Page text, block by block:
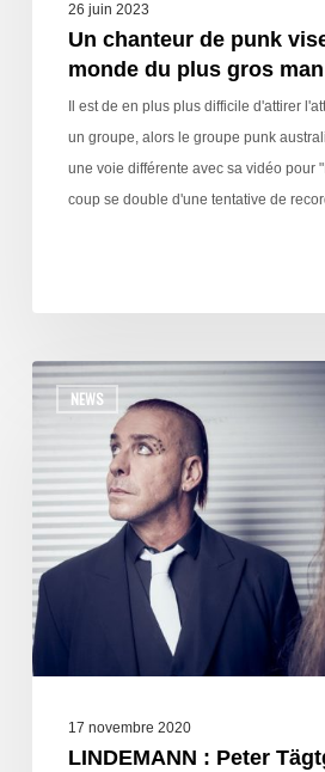
26 juin 2023
Un chanteur de punk
monde du plus gros
Il est de en plus plus difficile d'attirer
un groupe, alors le groupe punk
une voie différente avec sa vidéo pour
coup se double d'une tentative de
NEWS
17 novembre 2020
LINDEMANN : Peter